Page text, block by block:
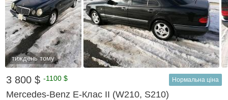
тиждень тому
3 800 $ -1100 $ Нормальна ціна
Mercedes-Benz E-Клас II (W210, S210)